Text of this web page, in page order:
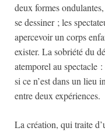
deux formes
se dessiner ; les
apercevoir un corps
exister. La sobriété du
atemporel au spectacle
si ce n’est dans un lieu
entre deux expériences.
La création, qui traite